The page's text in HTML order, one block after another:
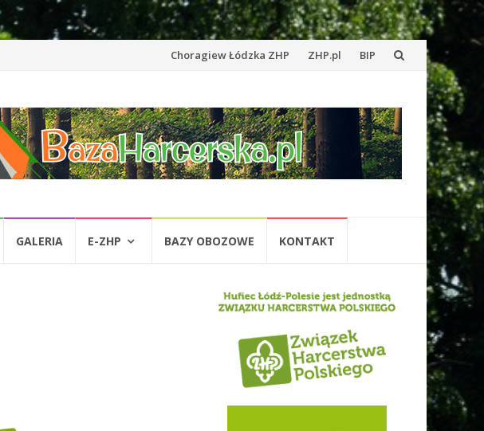
Przejdź
treści
Choragiew Łódzka ZHP ZHP.pl BIP
GALERIA E-ZHP BAZY OBOZOWE KONTAKT